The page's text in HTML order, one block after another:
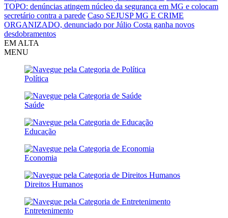
TOPO: denúncias atingem núcleo da segurança em MG e colocam
secretário contra a parede Caso SEJUSP MG E CRIME
ORGANIZADO, denunciado por Júlio Costa ganha novos
desdobramentos
EM ALTA
MENU
Política
Saúde
Educação
Economia
Direitos Humanos
Entretenimento